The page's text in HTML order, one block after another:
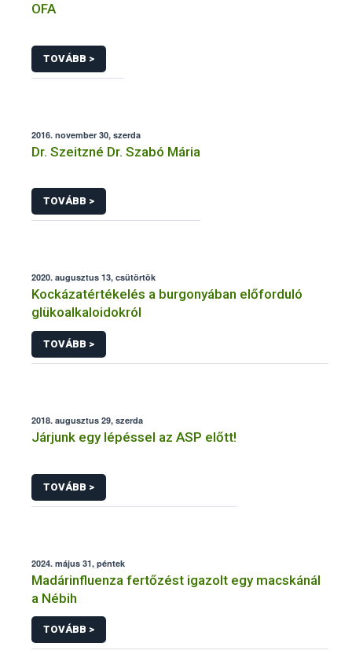
OFA
TOVÁBB >
2016. november 30, szerda
Dr. Szeitzné Dr. Szabó Mária
TOVÁBB >
2020. augusztus 13, csütörtök
Kockázatértékelés a burgonyában előforduló
glükoalkaloidokról
TOVÁBB >
2018. augusztus 29, szerda
Járjunk egy lépéssel az ASP előtt!
TOVÁBB >
2024. május 31, péntek
Madárinfluenza fertőzést igazolt egy macskánál
a Nébih
TOVÁBB >